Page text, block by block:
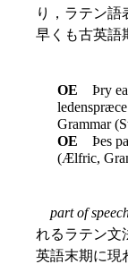
り，ラテン語
早くも古英語
OE Þry
Grammar
OE Þes
(Ælfric,
part of
れるラテン文
英語末期に現